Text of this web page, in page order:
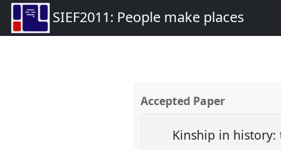
SIEF2011: People make places
Accepted Paper
Kinship in